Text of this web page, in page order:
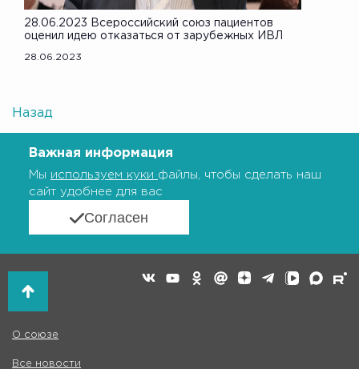
28.06.2023 Всероссийский союз пациентов
оценил идею отказаться от зарубежных ИВЛ
28.06.2023
Назад
Важная информация
Мы используем куки файлы, чтобы сделать наш
сайт удобнее для вас
Согласен
О союзе
Все новости